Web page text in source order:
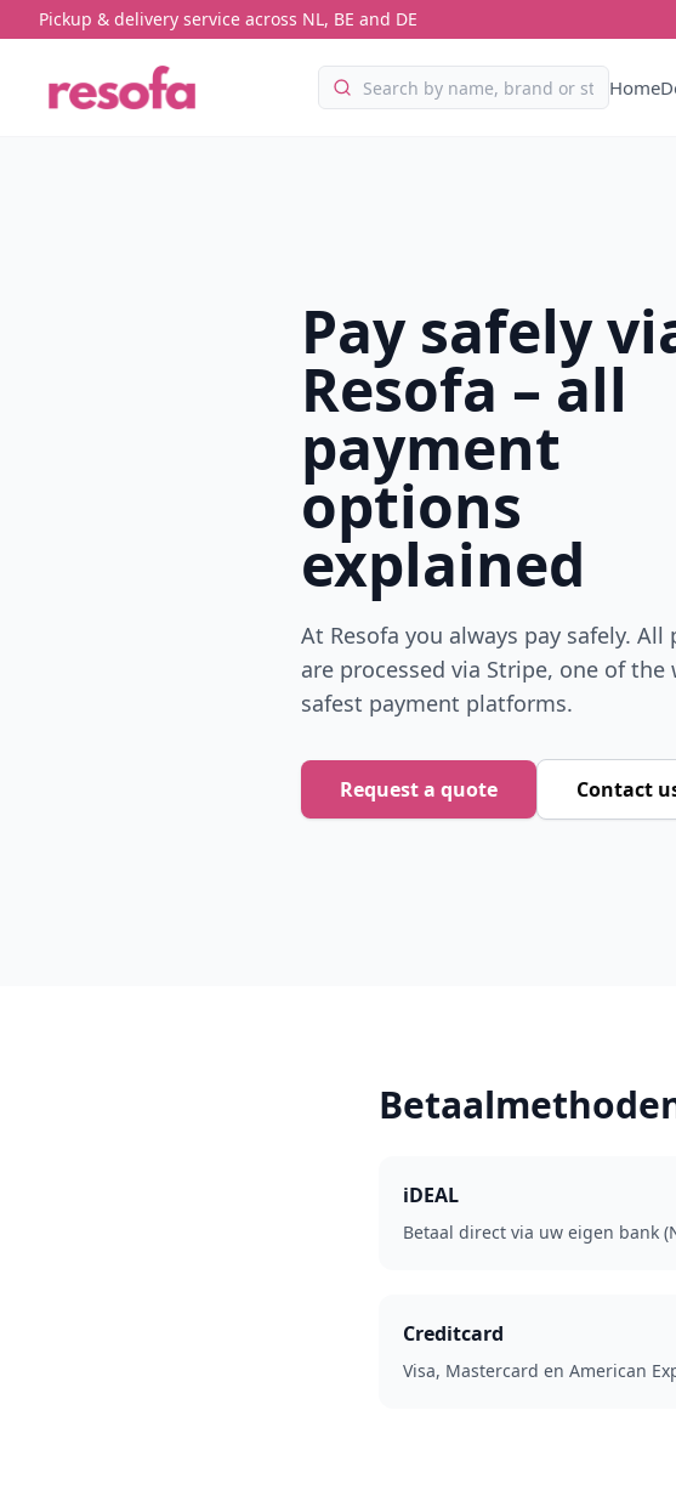
Pickup & delivery service across NL, BE and DE
Home
Pay safely
Resofa – all
payment
options
explained
At Resofa you always pay safely. All
are processed via Stripe, one of the
safest payment platforms.
Request a quote Contact
iDEAL
Betaal direct via uw eigen bank
Creditcard
Visa, Mastercard en American